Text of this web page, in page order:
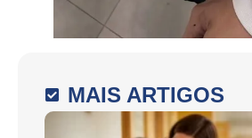
MAIS ARTIGOS